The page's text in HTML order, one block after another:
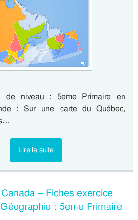
de niveau : 5eme Primaire en
: Sur une carte du Québec,
Lire la suite
– Fiches exercice
: 5eme Primaire